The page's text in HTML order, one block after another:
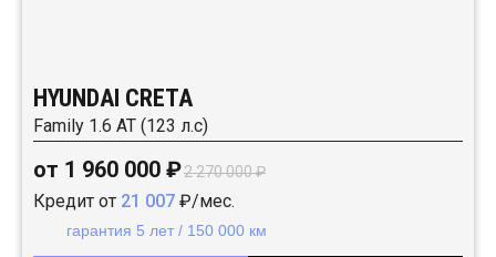
HYUNDAI CRETA
Family 1.6 АТ (123 л.с)
от 1 960 000 ₽2 270 000 ₽
Кредит от 21 007 ₽/мес.
гарантия 5 лет / 150 000 км